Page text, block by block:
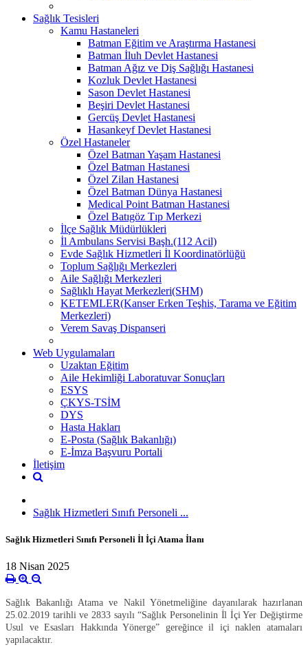
Sağlık Tesisleri
Kamu Hastaneleri
Batman Eğitim ve Araştırma Hastanesi
Batman İluh Devlet Hastanesi
Batman Ağız ve Diş Sağlığı Hastanesi
Kozluk Devlet Hastanesi
Sason Devlet Hastanesi
Beşiri Devlet Hastanesi
Gercüş Devlet Hastanesi
Hasankeyf Devlet Hastanesi
Özel Hastaneler
Özel Batman Yaşam Hastanesi
Özel Batman Hastanesi
Özel Zilan Hastanesi
Özel Batman Dünya Hastanesi
Medical Point Batman Hastanesi
Özel Batıgöz Tıp Merkezi
İlçe Sağlık Müdürlükleri
İl Ambulans Servisi Başh.(112 Acil)
Evde Sağlık Hizmetleri İl Koordinatörlüğü
Toplum Sağlığı Merkezleri
Aile Sağlığı Merkezleri
Sağlıklı Hayat Merkezleri(SHM)
KETEMLER(Kanser Erken Teşhis, Tarama ve Eğitim
Merkezleri)
Verem Savaş Dispanseri
Web Uygulamaları
Uzaktan Eğitim
Aile Hekimliği Laboratuvar Sonuçları
ESYS
ÇKYS-TSİM
DYS
Hasta Hakları
E-Posta (Sağlık Bakanlığı)
E-İmza Başvuru Portali
İletişim
Sağlık Hizmetleri Sınıfı Personeli ...
Sağlık Hizmetleri Sınıfı Personeli İl İçi Atama İlanı
18 Nisan 2025
Sağlık Bakanlığı Atama ve Nakil Yönetmeliğine dayanılarak hazırlanan
25.02.2019 tarihli ve 2833 sayılı “Sağlık Personelinin İl İçi Yer Değiştirme
Usul ve Esasları Hakkında Yönerge” gereğince il içi naklen atamaları
yapılacaktır.